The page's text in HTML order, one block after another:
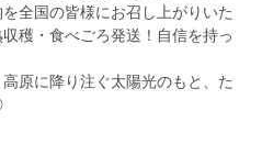
全国の皆様にお召し上がりいた
穫・食べごろ発送！自信を持っ
原に降り注ぐ太陽光のもと、た